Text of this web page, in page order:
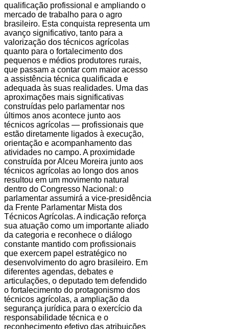
qualificação profissional e ampliando o
mercado de trabalho para o agro
brasileiro. Esta conquista representa um
avanço significativo, tanto para a
valorização dos técnicos agrícolas
quanto para o fortalecimento dos
pequenos e médios produtores rurais,
que passam a contar com maior acesso
a assistência técnica qualificada e
adequada às suas realidades. Uma das
aproximações mais significativas
construídas pelo parlamentar nos
últimos anos acontece junto aos
técnicos agrícolas — profissionais que
estão diretamente ligados à execução,
orientação e acompanhamento das
atividades no campo. A proximidade
construída por Alceu Moreira junto aos
técnicos agrícolas ao longo dos anos
resultou em um movimento natural
dentro do Congresso Nacional: o
parlamentar assumirá a vice-presidência
da Frente Parlamentar Mista dos
Técnicos Agrícolas. A indicação reforça
sua atuação como um importante aliado
da categoria e reconhece o diálogo
constante mantido com profissionais
que exercem papel estratégico no
desenvolvimento do agro brasileiro. Em
diferentes agendas, debates e
articulações, o deputado tem defendido
o fortalecimento do protagonismo dos
técnicos agrícolas, a ampliação da
segurança jurídica para o exercício da
responsabilidade técnica e o
reconhecimento efetivo das atribuições